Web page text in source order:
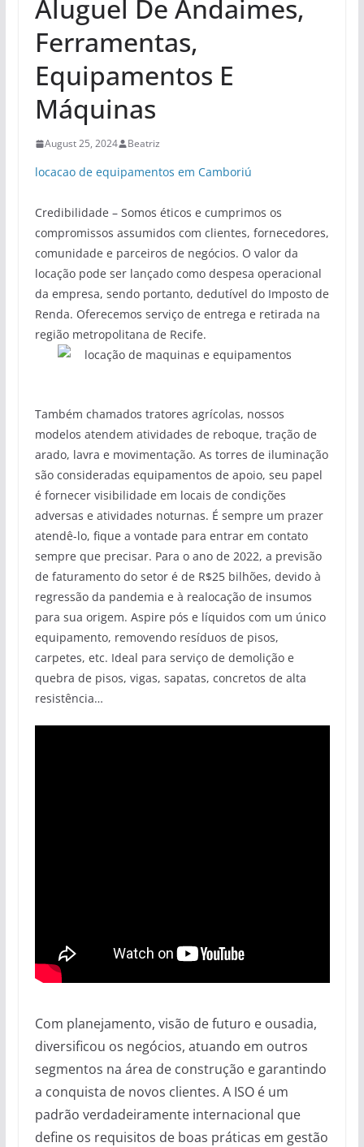
Aluguel De Andaimes,
Ferramentas,
Equipamentos E
Máquinas
August 25, 2024 Beatriz
locacao de equipamentos em Camboriú
Credibilidade – Somos éticos e cumprimos os
compromissos assumidos com clientes, fornecedores,
comunidade e parceiros de negócios. O valor da
locação pode ser lançado como despesa operacional
da empresa, sendo portanto, dedutível do Imposto de
Renda. Oferecemos serviço de entrega e retirada na
região metropolitana de Recife.
Também chamados tratores agrícolas, nossos
modelos atendem atividades de reboque, tração de
arado, lavra e movimentação. As torres de iluminação
são consideradas equipamentos de apoio, seu papel
é fornecer visibilidade em locais de condições
adversas e atividades noturnas. É sempre um prazer
atendê-lo, fique a vontade para entrar em contato
sempre que precisar. Para o ano de 2022, a previsão
de faturamento do setor é de R$25 bilhões, devido à
regressão da pandemia e à realocação de insumos
para sua origem. Aspire pós e líquidos com um único
equipamento, removendo resíduos de pisos,
carpetes, etc. Ideal para serviço de demolição e
quebra de pisos, vigas, sapatas, concretos de alta
resistência…
Com planejamento, visão de futuro e ousadia,
diversificou os negócios, atuando em outros
segmentos na área de construção e garantindo
a conquista de novos clientes. A ISO é um
padrão verdadeiramente internacional que
define os requisitos de boas práticas em gestão